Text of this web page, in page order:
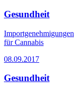
Gesundheit
Importgenehmigungen
für Cannabis
08.09.2017
Gesundheit